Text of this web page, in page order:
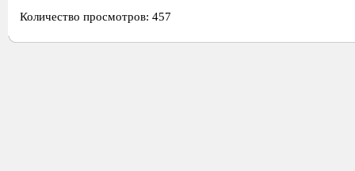
Количество просмотров: 457